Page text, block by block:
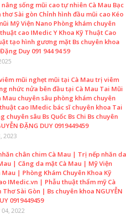
sống mũi cao tự nhiên Cà Mau Bạc
thơ Sài gòn Chỉnh hình đầu mũi cao Kéo
Mỹ Viện Nano Phòng khám chuyên
cao IMedic Y Khoa Kỹ Thuật Cao
tạo hình gương mặt Bs chuyên khoa
Duy 091 944 94 59
mũi nghẹt mũi tại Cà Mau trị viêm
nhức nửa bên đầu tại Cà Mau Tai Mũi
Mau chuyên sâu phòng khám chuyên
cao IMedic bác sĩ chuyên khoa Tai
chuyên sâu Bs Quốc Bs Chi Bs chuyên
ĐẶNG DUY 0919449459
2023
chân chim Cà Mau | Trị nếp nhăn da
| Căng da mặt Cà Mau | Mỹ Viện
Mau | Phòng Khám Chuyên Khoa Kỹ
IMedic.vn | Phẫu thuật thẩm mỹ Cà
Thơ Sài Gòn | Bs chuyên khoa NGUYỄN
0919449459
2022